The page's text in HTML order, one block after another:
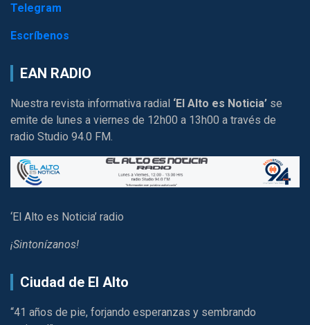
Telegram
Escríbenos
EAN RADIO
Nuestra revista informativa radial ‘El Alto es Noticia’ se
emite de lunes a viernes de 12h00 a 13h00 a través de
radio Studio 94.0 FM.
‘El Alto es Noticia’ radio
¡Sintonízanos!
Ciudad de El Alto
“41 años de pie, forjando esperanzas y sembrando